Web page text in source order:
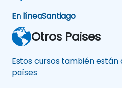
En líneaSantiago
Otros Paises
Estos cursos también están
países